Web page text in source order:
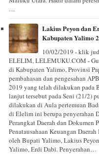
…
Lakius Peyon dan
Kabupaten Yalimo
10/02/2019 - klik
ELELIM, LELEMUKU.COM -
di Kabupaten Yalimo, Provinsi
pembahasan dan pengesahan
2019 yang telah dilakukan pada
lanjut tersebut pada Seni (21/2)
dilakukan di Aula pertemuan
di Elelim ini berupa penyerahan
Perangkat Daerah dan Dokumen
Penatausahaan Keuangan
oleh Bupati Yalimo, Lakius
Yalimo, Erdi Dabi. Penyerahan…